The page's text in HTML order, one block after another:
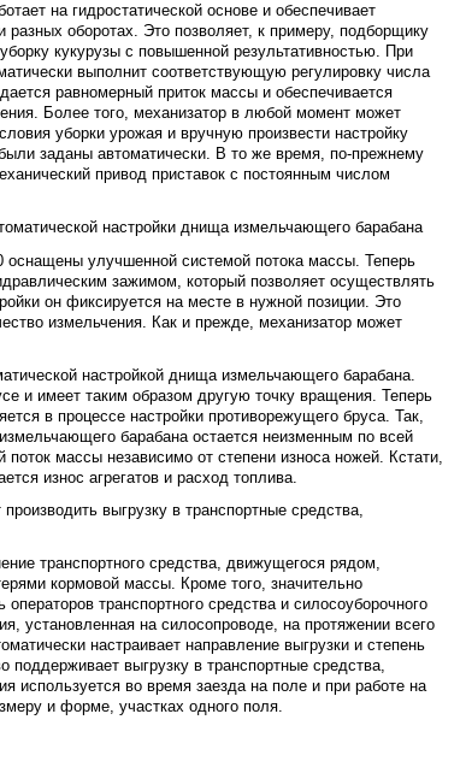
на гидростатической основе и обеспечивает
оборотах. Это позволяет, к примеру, подборщику
кукурузы с повышенной результативностью. При
выполнит соответствующую регулировку числа
равномерный приток массы и обеспечивается
Более того, механизатор в любой момент может
уборки урожая и вручную произвести настройку
заданы автоматически. В то же время, по-прежнему
привод приставок с постоянным числом
настройки днища измельчающего барабана
улучшенной системой потока массы. Теперь
зажимом, который позволяет осуществлять
он фиксируется на месте в нужной позиции. Это
измельчения. Как и прежде, механизатор может
настройкой днища измельчающего барабана.
и имеет таким образом другую точку вращения. Теперь
в процессе настройки противорежущего бруса. Так,
барабана остается неизменным по всей
массы независимо от степени износа ножей. Кстати,
износ агрегатов и расход топлива.
выгрузку в транспортные средства,
транспортного средства, движущегося рядом,
кормовой массы. Кроме того, значительно
транспортного средства и силосоуборочного
установленная на силосопроводе, на протяжении всего
настраивает направление выгрузки и степень
поддерживает выгрузку в транспортные средства,
используется во время заезда на поле и при работе на
и форме, участках одного поля.